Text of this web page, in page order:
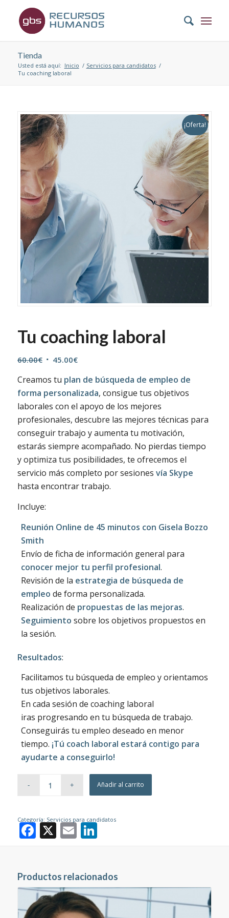
Tienda
Usted está aquí: Inicio / Servicios para candidatos /
Tu coaching laboral
¡Oferta!
Tu coaching laboral
60.00€ El
original
era:
60.00€.
45.00€El
actual
es:
45.00€.
Creamos tu plan de búsqueda de empleo de
forma personalizada, consigue tus objetivos
laborales con el apoyo de los mejores
profesionales, descubre las mejores técnicas para
conseguir trabajo y aumenta tu motivación,
estarás siempre acompañado. No pierdas tiempo
y optimiza tus posibilidades, te ofrecemos el
servicio más completo por sesiones vía Skype
hasta encontrar trabajo.
Incluye:
Reunión Online de 45 minutos con Gisela Bozzo
Smith
Envío de ficha de información general para
conocer mejor tu perfil profesional.
Revisión de la estrategia de búsqueda de
empleo de forma personalizada.
Realización de propuestas de las mejoras.
Seguimiento sobre los objetivos propuestos en
la sesión.
Resultados:
Facilitamos tu búsqueda de empleo y orientamos
tus objetivos laborales.
En cada sesión de coaching laboral
iras progresando en tu búsqueda de trabajo.
Conseguirás tu empleo deseado en menor
tiempo. ¡Tú coach laboral estará contigo para
ayudarte a conseguirlo!
Añadir al carrito
Categoría: Servicios para candidatos
Facebook
X EmailLinkedIn
Productos relacionados